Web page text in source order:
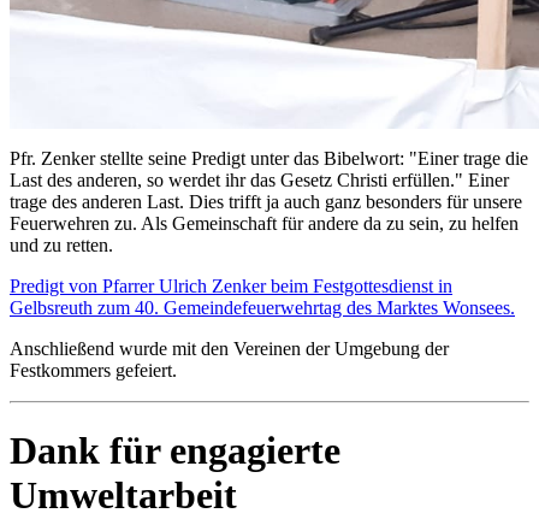
Pfr. Zenker stellte seine Predigt unter das Bibelwort: "Einer trage die
Last des anderen, so werdet ihr das Gesetz Christi erfüllen." Einer
trage des anderen Last. Dies trifft ja auch ganz besonders für unsere
Feuerwehren zu. Als Gemeinschaft für andere da zu sein, zu helfen
und zu retten.
Predigt von Pfarrer Ulrich Zenker beim Festgottesdienst in
Gelbsreuth zum 40. Gemeindefeuerwehrtag des Marktes Wonsees.
Anschließend wurde mit den Vereinen der Umgebung der
Festkommers gefeiert.
Dank für engagierte
Umweltarbeit